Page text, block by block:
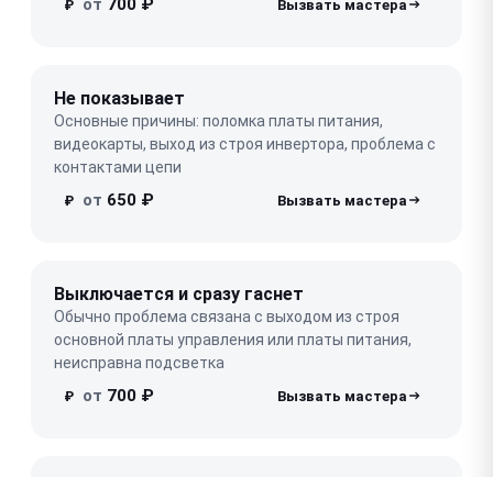
₽ от 700 ₽
Не показывает
Основные причины: поломка платы питания,
видеокарты, выход из строя инвертора, проблема с
контактами цепи
₽ от 650 ₽
Выключается и сразу гаснет
Обычно проблема связана с выходом из строя
основной платы управления или платы питания,
неисправна подсветка
₽ от 700 ₽